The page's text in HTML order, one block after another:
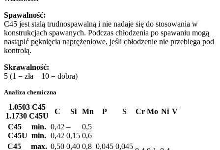
Spawalność:
C45 jest stalą trudnospawalną i nie nadaje się do stosowania w
konstrukcjach spawanych. Podczas chłodzenia po spawaniu mogą
nastąpić pęknięcia naprężeniowe, jeśli chłodzenie nie przebiega pod
kontrolą.
Skrawalność:
5 (1 = zła – 10 = dobra)
Analiza chemiczna
1.0503 C45
1.1730 C45U
C Si Mn P S Cr Mo Ni V
C45 min.
C45U min.
0,42
0,42
–
0,15
0,5
0,6
C45 max. 0,50 0,40 0,8 0,045 0,045